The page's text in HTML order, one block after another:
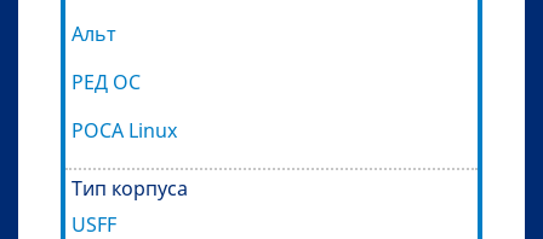
Альт
РЕД ОС
РОСА Linux
Тип корпуса
USFF